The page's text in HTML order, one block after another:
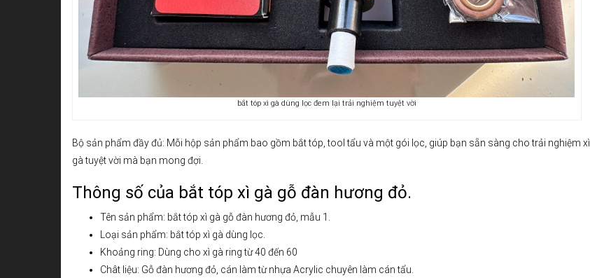
bắt tóp xì gà dùng lọc đem lại trải nghiệm tuyệt vời
Bộ sản phẩm đầy đủ: Mỗi hộp sản phẩm bao gồm bắt tóp, tool tẩu và một gói lọc, giúp bạn sẵn sàng cho trải nghiệm xì
gà tuyệt vời mà bạn mong đợi.
Thông số của bắt tóp xì gà gỗ đàn hương đỏ.
Tên sản phẩm: bắt tóp xì gà gỗ đàn hương đỏ, mẫu 1.
Loại sản phẩm: bắt tóp xì gà dùng lọc.
Khoảng ring: Dùng cho xì gà ring từ 40 đến 60
Chât liệu: Gỗ đàn hương đỏ, cán làm từ nhựa Acrylic chuyên làm cán tẩu.